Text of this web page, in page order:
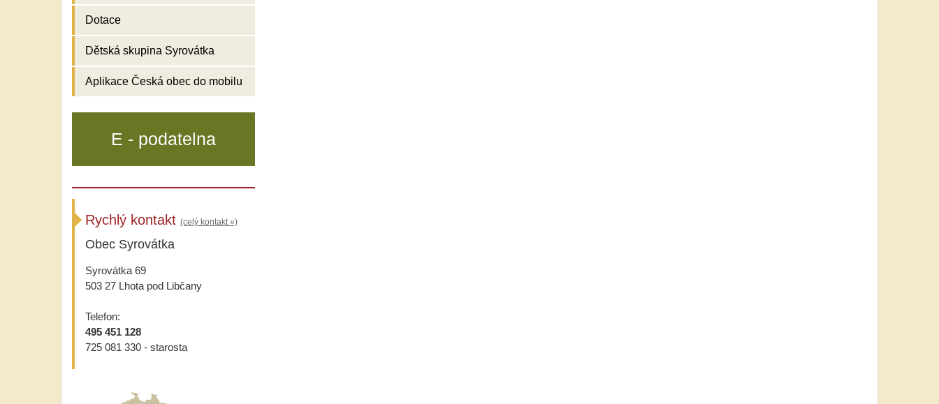
Dotace
Dětská skupina Syrovátka
Aplikace Česká obec do mobilu
E - podatelna
Rychlý kontakt (celý kontakt »)
Obec Syrovátka
Syrovátka 69
503 27 Lhota pod Libčany
Telefon:
495 451 128
725 081 330 - starosta